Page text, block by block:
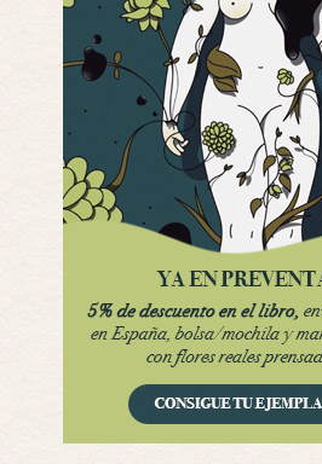
Por: Luar
Por encima de tu cadáver
Possession
Se llama la posesión en
Obsession
Por: Mariano
Obsession